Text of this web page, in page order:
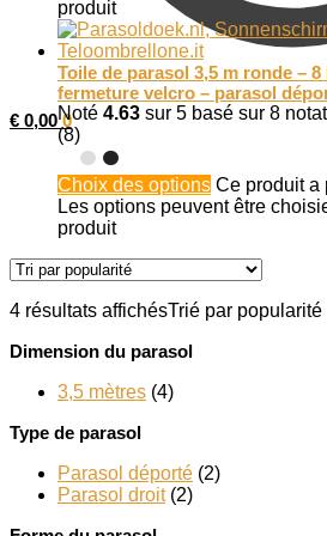
€ 0,00 0
produit
Toile de parasol 3,5 m ronde –
fermeture velcro – parasol
Noté 4.63 sur 5 basé sur 8
(8)
Choix des options Ce produit a
Les options peuvent être
produit
4 résultats affichésTrié par popularité
Dimension du parasol
3,5 mètres (4)
Type de parasol
Parasol déporté (2)
Parasol droit (2)